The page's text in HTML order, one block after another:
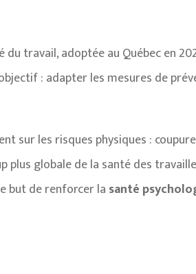
travail, adoptée au Québec en
: adapter les mesures de
sur les risques physiques :
plus globale de la santé des
but de renforcer lasanté